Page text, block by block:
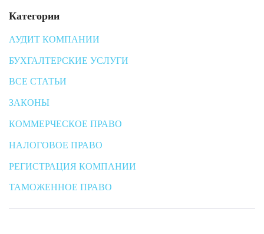
Категории
АУДИТ КОМПАНИИ
БУХГАЛТЕРСКИЕ УСЛУГИ
ВСЕ СТАТЬИ
ЗАКОНЫ
КОММЕРЧЕСКОЕ ПРАВО
НАЛОГОВОЕ ПРАВО
РЕГИСТРАЦИЯ КОМПАНИИ
ТАМОЖЕННОЕ ПРАВО